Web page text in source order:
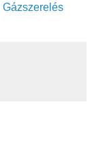
Gázszerelés